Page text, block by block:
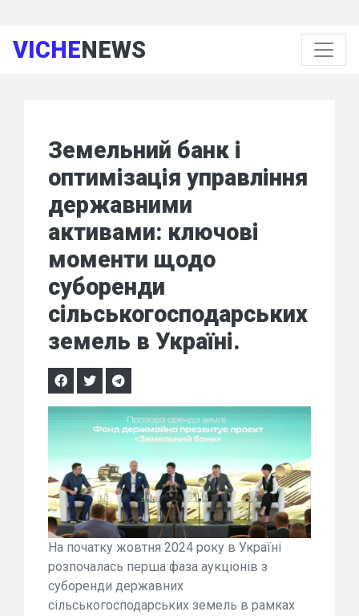
VICHENEWS
Земельний банк і
оптимізація управління
державними
активами: ключові
моменти щодо
суборенди
сільськогосподарських
земель в Україні.
На початку жовтня 2024 року в Україні
розпочалась перша фаза аукціонів з
суборенди державних
сільськогосподарських земель в рамках